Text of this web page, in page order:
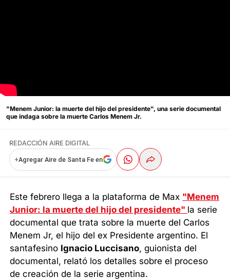
"Menem Junior: la muerte del hijo del presidente", una serie documental
que indaga sobre la muerte Carlos Menem Jr.
REDACCIÓN AIRE DIGITAL
+Agregar Aire de Santa Fe en
Este febrero llega a la plataforma de Max "Menem
Junior: la muerte del hijo del presidente" la serie
documental que trata sobre la muerte del Carlos
Menem Jr, el hijo del ex Presidente argentino. El
santafesino Ignacio Luccisano, guionista del
documental, relató los detalles sobre el proceso
de creación de la serie argentina.